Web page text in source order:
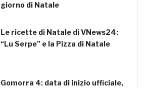
giorno di Natale
Le ricette di Natale di VNews24:
“Lu Serpe” e la Pizza di Natale
Gomorra 4: data di inizio ufficiale,